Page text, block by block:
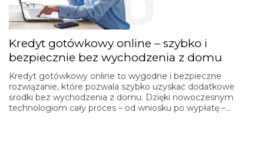
Kredyt gotówkowy online – szybko i
bezpiecznie bez wychodzenia z domu
Kredyt gotówkowy online to wygodne i bezpieczne
rozwiązanie, które pozwala szybko uzyskać dodatkowe
środki bez wychodzenia z domu. Dzięki nowoczesnym
technologiom cały proces – od wniosku po wypłatę –…